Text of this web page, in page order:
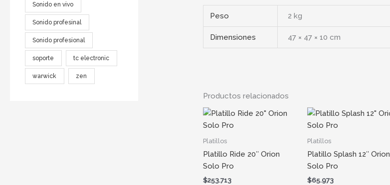
Sonido en vivo
Sonido profesinal
Sonido profesional
soporte tc electronic
warwick zen
Peso 2 kg
Dimensiones 47 × 47 × 10 cm
Productos relacionados
Platillos
Platillo Ride 20″ Orion
Solo Pro
$253.713
Platillos
Platillo Splash 12″ Orion
Solo Pro
$65.973